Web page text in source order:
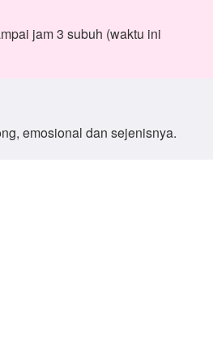
jam 3 subuh (waktu ini
emosional dan sejenisnya.